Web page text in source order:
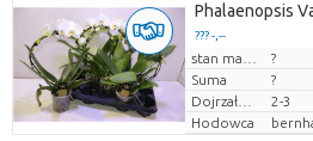
Phalaenopsis
??? -,--
Cena za sztukę
?
Suma
?
Dojrzałość
2-3
Hodowca